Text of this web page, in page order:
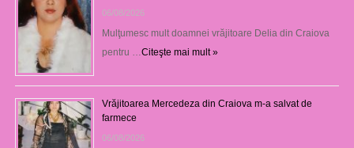
06/08/2026
Mulţumesc mult doamnei vrăjitoare Delia din Craiova
pentru … Citeşte mai mult »
Vrăjitoarea Mercedeza din Craiova m-a salvat de
farmece
06/08/2026